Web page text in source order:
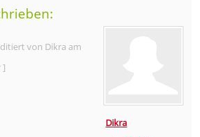
Dikra
von Dikra am
]